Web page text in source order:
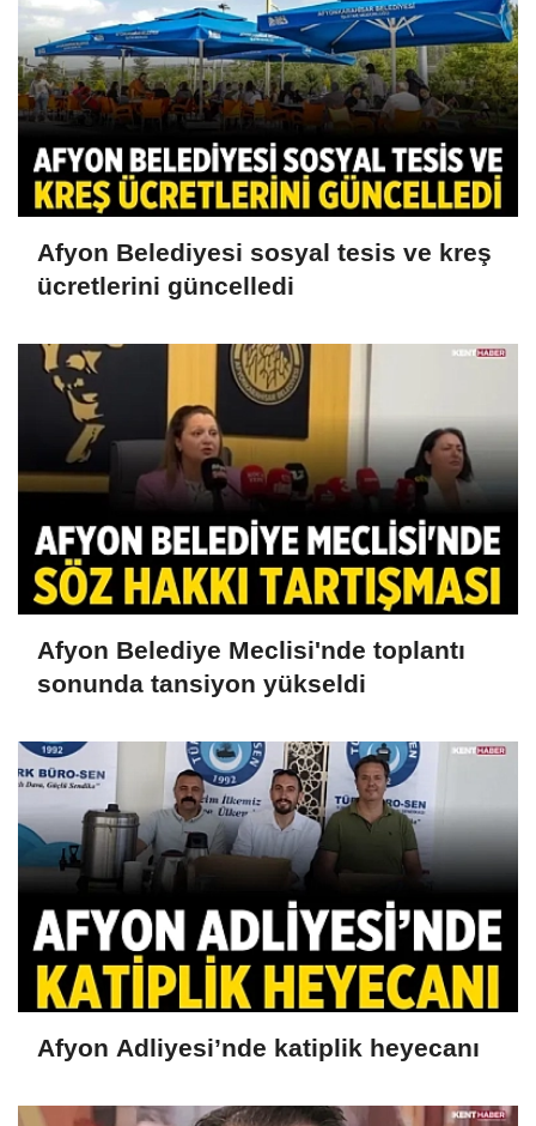
Afyon Belediyesi sosyal tesis ve kreş
ücretlerini güncelledi
Afyon Belediye Meclisi'nde toplantı
sonunda tansiyon yükseldi
Afyon Adliyesi’nde katiplik heyecanı